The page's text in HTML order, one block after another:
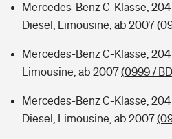
Mercedes-Benz C-Klasse, 204
Diesel, Limousine, ab 2007
Mercedes-Benz C-Klasse, 204
Limousine, ab 2007(0999 /
Mercedes-Benz C-Klasse, 204
Diesel, Limousine, ab 2007